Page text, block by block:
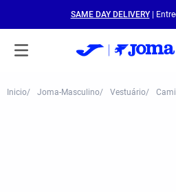
SAME DAY DELIVERY|
Joma-Masculino Vestuário